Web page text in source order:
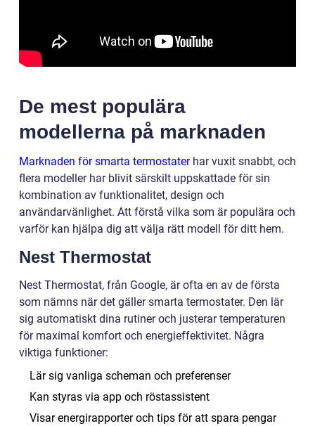
De mest populära
modellerna på marknaden
Marknaden för smarta termostaterhar vuxit snabbt, och
flera modeller har blivit särskilt uppskattade för sin
kombination av funktionalitet, design och
användarvänlighet. Att förstå vilka som är populära och
varför kan hjälpa dig att välja rätt modell för ditt hem.
Nest Thermostat
Nest Thermostat, från Google, är ofta en av de första
som nämns när det gäller smarta termostater. Den lär
sig automatiskt dina rutiner och justerar temperaturen
för maximal komfort och energieffektivitet. Några
viktiga funktioner:
Lär sig vanliga scheman och preferenser
Kan styras via app och röstassistent
Visar energirapporter och tips för att spara pengar